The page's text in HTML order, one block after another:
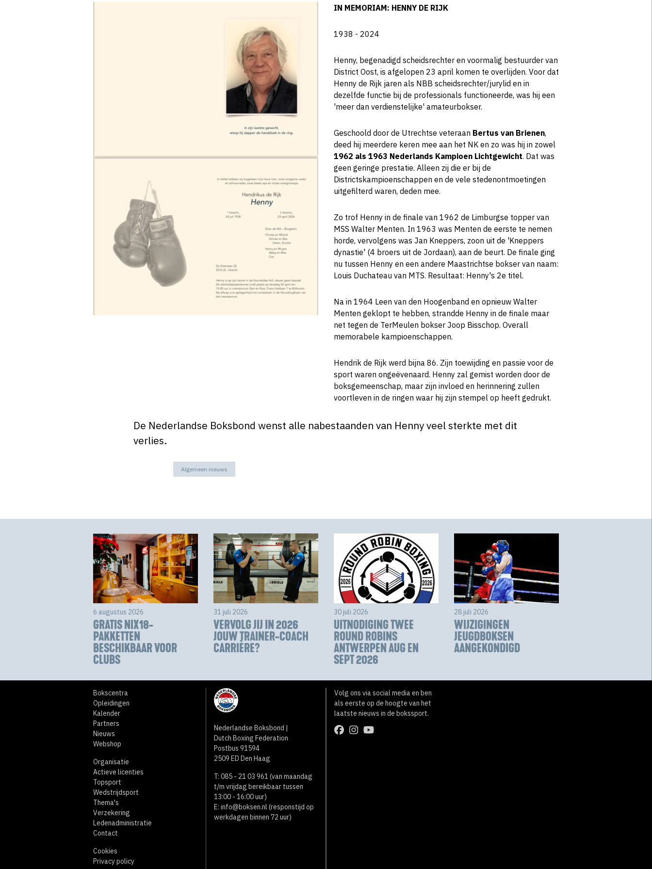
IN MEMORIAM: HENNY DE RIJK
1938 - 2024
Henny, begenadigd scheidsrechter en voormalig bestuurder van
District Oost, is afgelopen 23 april komen te overlijden. Voor dat
Henny de Rijk jaren als NBB scheidsrechter/jurylid en in
dezelfde functie bij de professionals functioneerde, was hij een
'meer dan verdienstelijke' amateurbokser.
Geschoold door de Utrechtse veteraan Bertus van Brienen,
deed hij meerdere keren mee aan het NK en zo was hij in zowel
1962 als 1963 Nederlands Kampioen Lichtgewicht. Dat was
geen geringe prestatie. Alleen zij die er bij de
Districtskampioenschappen en de vele stedenontmoetingen
uitgefilterd waren, deden mee.
Zo trof Henny in de finale van 1962 de Limburgse topper van
MSS Walter Menten. In 1963 was Menten de eerste te nemen
horde, vervolgens was Jan Kneppers, zoon uit de 'Kneppers
dynastie' (4 broers uit de Jordaan), aan de beurt. De finale ging
nu tussen Henny en een andere Maastrichtse bokser van naam:
Louis Duchateau van MTS. Resultaat: Henny's 2e titel.
Na in 1964 Leen van den Hoogenband en opnieuw Walter
Menten geklopt te hebben, strandde Henny in de finale maar
net tegen de TerMeulen bokser Joop Bisschop. Overall
memorabele kampioenschappen.
Hendrik de Rijk werd bijna 86. Zijn toewijding en passie voor de
sport waren ongeëvenaard. Henny zal gemist worden door de
boksgemeenschap, maar zijn invloed en herinnering zullen
voortleven in de ringen waar hij zijn stempel op heeft gedrukt.
De Nederlandse Boksbond wenst alle nabestaanden van Henny veel sterkte met dit
verlies.
Algemeen nieuws
6 augustus 2026
GRATIS NIX18-
PAKKETTEN
BESCHIKBAAR VOOR
CLUBS
31 juli 2026
VERVOLG JIJ IN 2026
JOUW TRAINER-COACH
CARRIÈRE?
30 juli 2026
UITNODIGING TWEE
ROUND ROBINS
ANTWERPEN AUG EN
SEPT 2026
28 juli 2026
WIJZIGINGEN
JEUGDBOKSEN
AANGEKONDIGD
Bokscentra
Opleidingen
Kalender
Partners
Nieuws
Webshop
Organisatie
Actieve licenties
Topsport
Wedstrijdsport
Thema's
Verzekering
Ledenadministratie
Contact
Cookies
Privacy policy
Nederlandse Boksbond |
Dutch Boxing Federation
Postbus 91594
2509 ED Den Haag
T: 085 - 21 03 961 (van maandag
t/m vrijdag bereikbaar tussen
13:00 - 16:00 uur)
E: info@boksen.nl (responstijd op
werkdagen binnen 72 uur)
Volg ons via social media en ben
als eerste op de hoogte van het
laatste nieuws in de bokssport.